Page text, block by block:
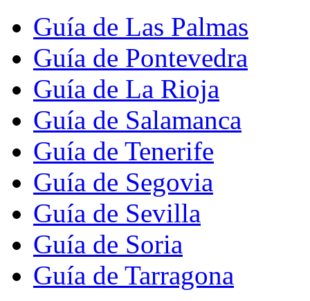
Guía de Las Palmas
Guía de Pontevedra
Guía de La Rioja
Guía de Salamanca
Guía de Tenerife
Guía de Segovia
Guía de Sevilla
Guía de Soria
Guía de Tarragona